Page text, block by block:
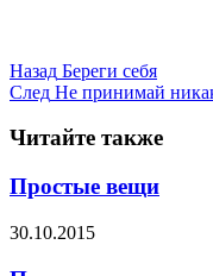
Назад Береги себя
След Не принимай
Читайте также
Простые вещи
30.10.2015